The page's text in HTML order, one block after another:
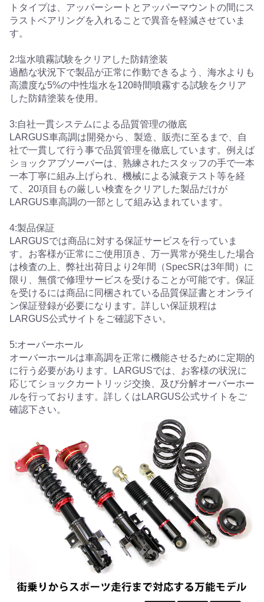
トタイプは、アッパーシートとアッパーマウントの間にス
ラストベアリングを入れることで異音を軽減させていま
す。
2:塩水噴霧試験をクリアした防錆塗装
過酷な状況下で製品が正常に作動できるよう、海水よりも
高濃度な5%の中性塩水を120時間噴霧する試験をクリア
した防錆塗装を使用。
3:自社一貫システムによる品質管理の徹底
LARGUS車高調は開発から、製造、販売に至るまで、自
社で一貫して行う事で品質管理を徹底しています。例えば
ショックアブソーバーは、熟練されたスタッフの手で一本
一本丁寧に組み上げられ、機械による減衰テスト等を経
て、20項目もの厳しい検査をクリアした製品だけが
LARGUS車高調の一部として組み込まれています。
4:製品保証
LARGUSでは商品に対する保証サービスを行っていま
す。お客様が正常にご使用頂き、万一異常が発生した場合
は検査の上、弊社出荷日より2年間（SpecSRは3年間）に
限り、無償で修理サービスを受けることが可能です。保証
を受けるには商品に同梱されている品質保証書とオンライ
ン保証登録が必要になります。詳しい保証規程は
LARGUS公式サイトをご確認下さい。
5:オーバーホール
オーバーホールは車高調を正常に機能させるために定期的
に行う必要があります。LARGUSでは、お客様の状況に
応じてショックカートリッジ交換、及び分解オーバーホー
ルを行っております。詳しくはLARGUS公式サイトをご
確認下さい。